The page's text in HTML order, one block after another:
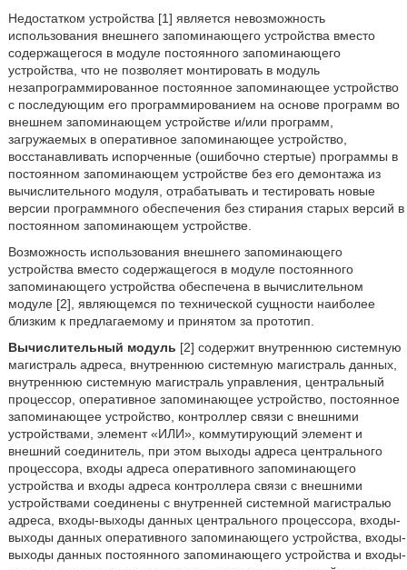
Недостатком устройства [1] является невозможность
использования внешнего запоминающего устройства вместо
содержащегося в модуле постоянного запоминающего
устройства, что не позволяет монтировать в модуль
незапрограммированное постоянное запоминающее устройство
с последующим его программированием на основе программ во
внешнем запоминающем устройстве и/или программ,
загружаемых в оперативное запоминающее устройство,
восстанавливать испорченные (ошибочно стертые) программы в
постоянном запоминающем устройстве без его демонтажа из
вычислительного модуля, отрабатывать и тестировать новые
версии программного обеспечения без стирания старых версий в
постоянном запоминающем устройстве.
Возможность использования внешнего запоминающего
устройства вместо содержащегося в модуле постоянного
запоминающего устройства обеспечена в вычислительном
модуле [2], являющемся по технической сущности наиболее
близким к предлагаемому и принятом за прототип.
Вычислительный модуль [2] содержит внутреннюю системную
магистраль адреса, внутреннюю системную магистраль данных,
внутреннюю системную магистраль управления, центральный
процессор, оперативное запоминающее устройство, постоянное
запоминающее устройство, контроллер связи с внешними
устройствами, элемент «ИЛИ», коммутирующий элемент и
внешний соединитель, при этом выходы адреса центрального
процессора, входы адреса оперативного запоминающего
устройства и входы адреса контроллера связи с внешними
устройствами соединены с внутренней системной магистралью
адреса, входы-выходы данных центрального процессора, входы-
выходы данных оперативного запоминающего устройства, входы-
выходы данных постоянного запоминающего устройства и входы-